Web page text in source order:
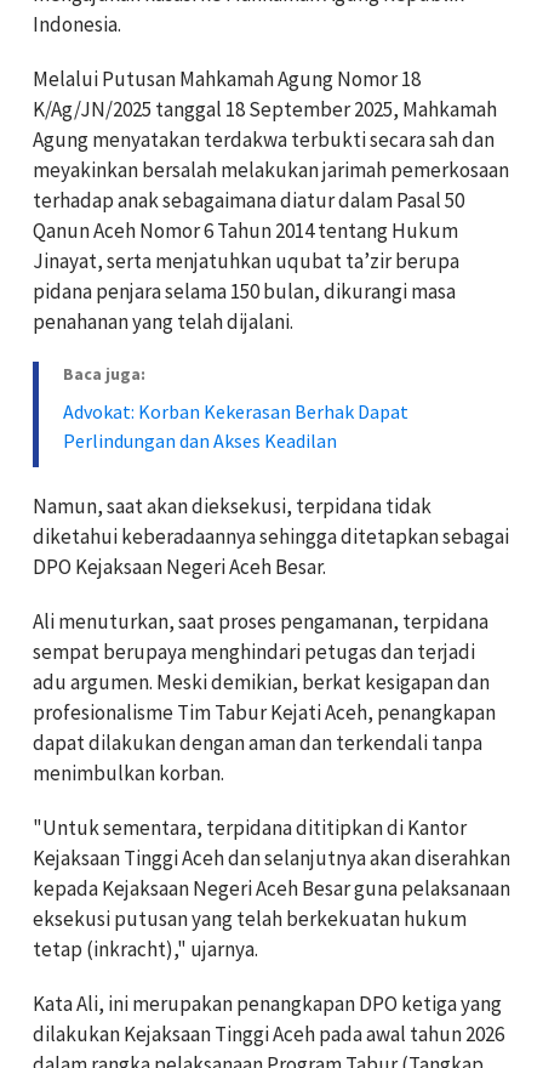
Indonesia.
Melalui Putusan Mahkamah Agung Nomor 18
K/Ag/JN/2025 tanggal 18 September 2025, Mahkamah
Agung menyatakan terdakwa terbukti secara sah dan
meyakinkan bersalah melakukan jarimah pemerkosaan
terhadap anak sebagaimana diatur dalam Pasal 50
Qanun Aceh Nomor 6 Tahun 2014 tentang Hukum
Jinayat, serta menjatuhkan uqubat ta’zir berupa
pidana penjara selama 150 bulan, dikurangi masa
penahanan yang telah dijalani.
Baca juga:
Advokat: Korban Kekerasan Berhak Dapat
Perlindungan dan Akses Keadilan
Namun, saat akan dieksekusi, terpidana tidak
diketahui keberadaannya sehingga ditetapkan sebagai
DPO Kejaksaan Negeri Aceh Besar.
Ali menuturkan, saat proses pengamanan, terpidana
sempat berupaya menghindari petugas dan terjadi
adu argumen. Meski demikian, berkat kesigapan dan
profesionalisme Tim Tabur Kejati Aceh, penangkapan
dapat dilakukan dengan aman dan terkendali tanpa
menimbulkan korban.
"Untuk sementara, terpidana dititipkan di Kantor
Kejaksaan Tinggi Aceh dan selanjutnya akan diserahkan
kepada Kejaksaan Negeri Aceh Besar guna pelaksanaan
eksekusi putusan yang telah berkekuatan hukum
tetap (inkracht)," ujarnya.
Kata Ali, ini merupakan penangkapan DPO ketiga yang
dilakukan Kejaksaan Tinggi Aceh pada awal tahun 2026